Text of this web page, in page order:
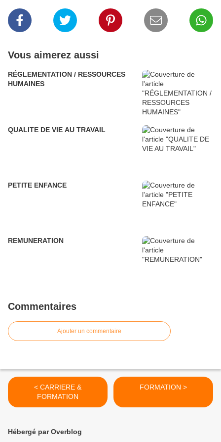
Vous aimerez aussi
RÉGLEMENTATION / RESSOURCES
HUMAINES
QUALITE DE VIE AU TRAVAIL
PETITE ENFANCE
REMUNERATION
Commentaires
Ajouter un commentaire
< CARRIERE &
FORMATION
FORMATION >
Hébergé par Overblog